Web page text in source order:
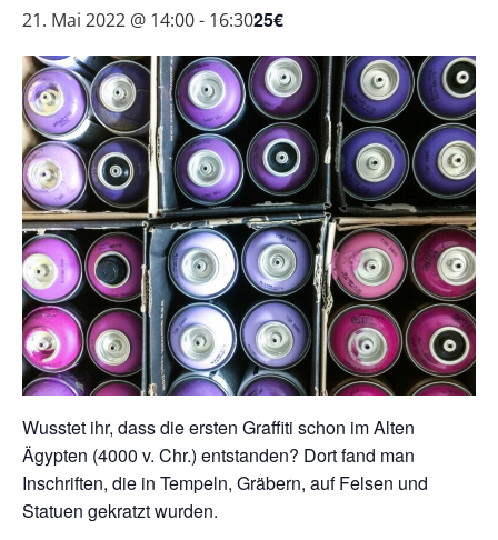
21. Mai 2022 @ 14:00- 16:3025€
Wusstet ihr, dass die ersten Graffiti schon im Alten
Ägypten (4000 v. Chr.) entstanden? Dort fand man
Inschriften, die in Tempeln, Gräbern, auf Felsen und
Statuen gekratzt wurden.